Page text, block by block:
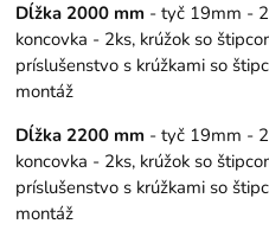
Dĺžka 2000 mm - tyč 19mm -
koncovka - 2ks, krúžok so
príslušenstvo s krúžkami so
montáž
Dĺžka 2200 mm - tyč 19mm -
koncovka - 2ks, krúžok so
príslušenstvo s krúžkami so
montáž